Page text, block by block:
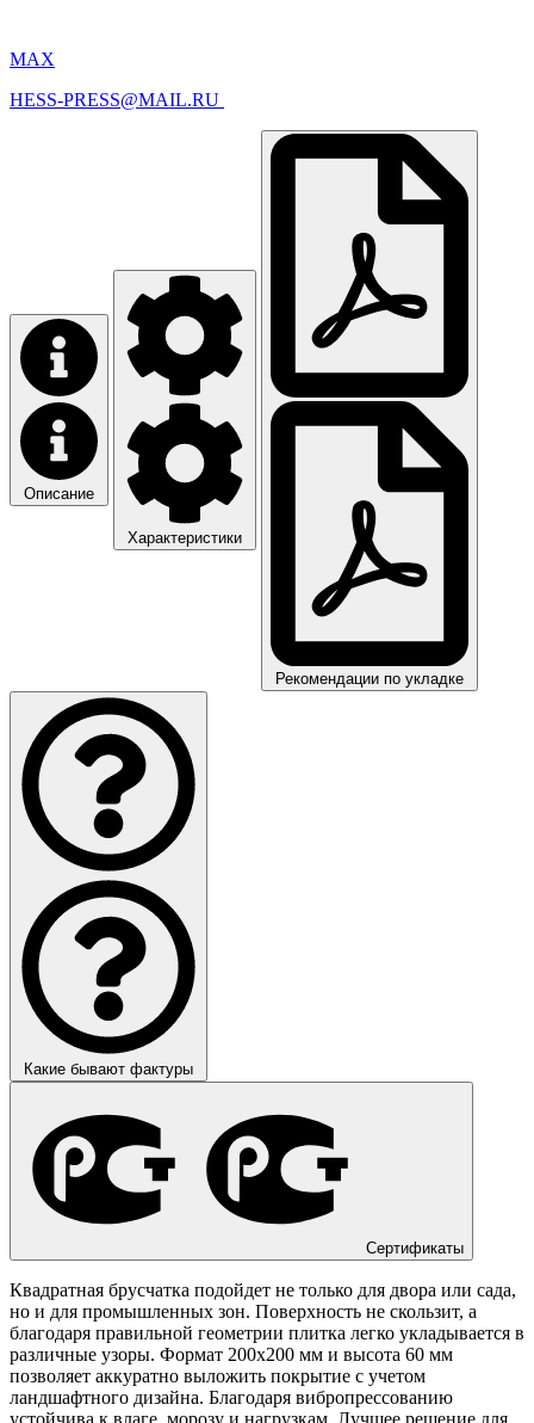
MAX
HESS-PRESS@MAIL.RU
Описание
Характеристики
Рекомендации по укладке
Какие бывают фактуры
Сертификаты
Квадратная брусчатка подойдет не только для двора или сада,
но и для промышленных зон. Поверхность не скользит, а
благодаря правильной геометрии плитка легко укладывается в
различные узоры. Формат 200х200 мм и высота 60 мм
позволяет аккуратно выложить покрытие с учетом
ландшафтного дизайна. Благодаря вибропрессованию